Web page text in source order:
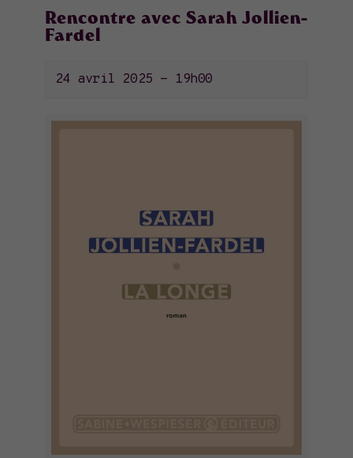
Rencontre avec Sarah Jollien-
Fardel
24 avril 2025 - 19h00